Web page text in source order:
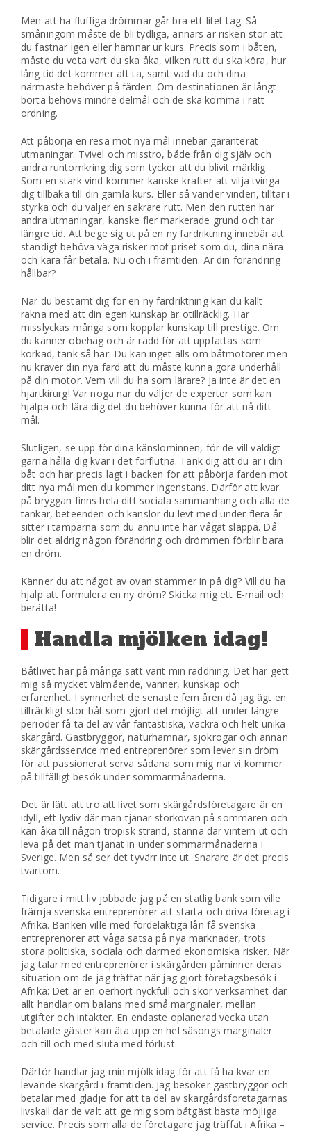
Men att ha fluffiga drömmar går bra ett litet tag. Så
småningom måste de bli tydliga, annars är risken stor att
du fastnar igen eller hamnar ur kurs. Precis som i båten,
måste du veta vart du ska åka, vilken rutt du ska köra, hur
lång tid det kommer att ta, samt vad du och dina
närmaste behöver på färden. Om destinationen är långt
borta behövs mindre delmål och de ska komma i rätt
ordning.
Att påbörja en resa mot nya mål innebär garanterat
utmaningar. Tvivel och misstro, både från dig själv och
andra runtomkring dig som tycker att du blivit märklig.
Som en stark vind kommer kanske krafter att vilja tvinga
dig tillbaka till din gamla kurs. Eller så vänder vinden, tilltar i
styrka och du väljer en säkrare rutt. Men den rutten har
andra utmaningar, kanske fler markerade grund och tar
längre tid. Att bege sig ut på en ny färdriktning innebär att
ständigt behöva väga risker mot priset som du, dina nära
och kära får betala. Nu och i framtiden. Är din förändring
hållbar?
När du bestämt dig för en ny färdriktning kan du kallt
räkna med att din egen kunskap är otillräcklig. Här
misslyckas många som kopplar kunskap till prestige. Om
du känner obehag och är rädd för att uppfattas som
korkad, tänk så här: Du kan inget alls om båtmotorer men
nu kräver din nya färd att du måste kunna göra underhåll
på din motor. Vem vill du ha som lärare? Ja inte är det en
hjärtkirurg! Var noga när du väljer de experter som kan
hjälpa och lära dig det du behöver kunna för att nå ditt
mål.
Slutligen, se upp för dina känslominnen, för de vill väldigt
gärna hålla dig kvar i det förflutna. Tänk dig att du är i din
båt och har precis lagt i backen för att påbörja färden mot
ditt nya mål men du kommer ingenstans. Därför att kvar
på bryggan finns hela ditt sociala sammanhang och alla de
tankar, beteenden och känslor du levt med under flera år
sitter i tamparna som du ännu inte har vågat släppa. Då
blir det aldrig någon förändring och drömmen förblir bara
en dröm.
Känner du att något av ovan stämmer in på dig? Vill du ha
hjälp att formulera en ny dröm? Skicka mig ett E-mail och
berätta!
Handla mjölken idag!
Båtlivet har på många sätt varit min räddning. Det har gett
mig så mycket välmående, vänner, kunskap och
erfarenhet. I synnerhet de senaste fem åren då jag ägt en
tillräckligt stor båt som gjort det möjligt att under längre
perioder få ta del av vår fantastiska, vackra och helt unika
skärgård. Gästbryggor, naturhamnar, sjökrogar och annan
skärgårdsservice med entreprenörer som lever sin dröm
för att passionerat serva sådana som mig när vi kommer
på tillfälligt besök under sommarmånaderna.
Det är lätt att tro att livet som skärgårdsföretagare är en
idyll, ett lyxliv där man tjänar storkovan på sommaren och
kan åka till någon tropisk strand, stanna där vintern ut och
leva på det man tjänat in under sommarmånaderna i
Sverige. Men så ser det tyvärr inte ut. Snarare är det precis
tvärtom.
Tidigare i mitt liv jobbade jag på en statlig bank som ville
främja svenska entreprenörer att starta och driva företag i
Afrika. Banken ville med fördelaktiga lån få svenska
entreprenörer att våga satsa på nya marknader, trots
stora politiska, sociala och därmed ekonomiska risker. När
jag talar med entreprenörer i skärgården påminner deras
situation om de jag träffat när jag gjort företagsbesök i
Afrika: Det är en oerhört nyckfull och skör verksamhet där
allt handlar om balans med små marginaler, mellan
utgifter och intäkter. En endaste oplanerad vecka utan
betalade gäster kan äta upp en hel säsongs marginaler
och till och med sluta med förlust.
Därför handlar jag min mjölk idag för att få ha kvar en
levande skärgård i framtiden. Jag besöker gästbryggor och
betalar med glädje för att ta del av skärgårdsföretagarnas
livskall där de valt att ge mig som båtgäst bästa möjliga
service. Precis som alla de företagare jag träffat i Afrika –